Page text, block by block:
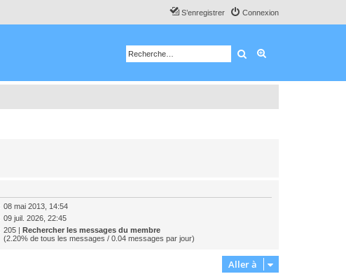
Connexion
S’enregistrer
Rechercher
08 mai 2013, 14:54
09 juil. 2026, 22:45
205 | Rechercher les messages du membre
(2.20% de tous les messages / 0.04 messages par jour)
Aller à